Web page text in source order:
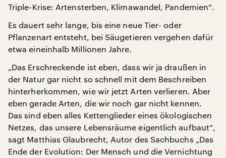
Triple-Krise: Artensterben, Klimawandel, Pandemien“.
Es dauert sehr lange, bis eine neue Tier- oder
Pflanzenart entsteht, bei Säugetieren vergehen dafür
etwa eineinhalb Millionen Jahre.
„Das Erschreckende ist eben, dass wir ja draußen in
der Natur gar nicht so schnell mit dem Beschreiben
hinterherkommen, wie wir jetzt Arten verlieren. Aber
eben gerade Arten, die wir noch gar nicht kennen.
Das sind eben alles Kettenglieder eines ökologischen
Netzes, das unsere Lebensräume eigentlich aufbaut“,
sagt Matthias Glaubrecht, Autor des Sachbuchs „Das
Ende der Evolution: Der Mensch und die Vernichtung